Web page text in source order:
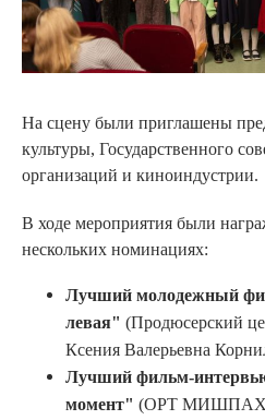
На сцену были приглашены
культуры, Государственного
организаций и киноиндустрии.
В ходе мероприятия были
нескольких номинациях:
Лучший молодежный
левая" (Продюсерский
Ксения Валерьевна
Лучший фильм-
момент" (ОРТ